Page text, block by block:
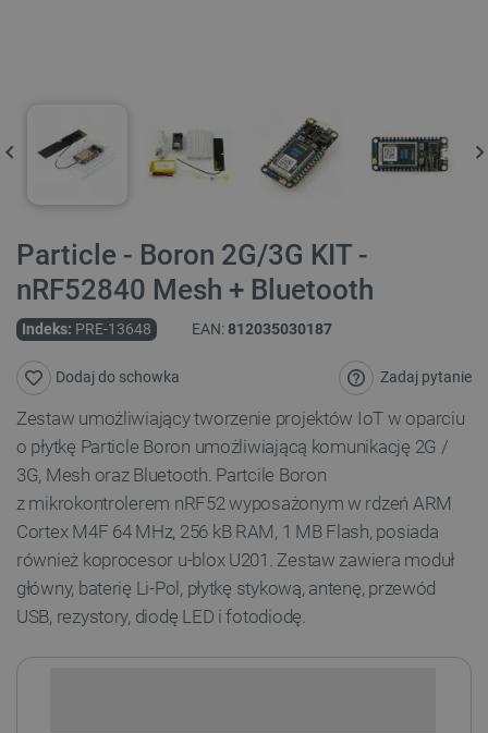
Particle - Boron 2G/3G KIT -
nRF52840 Mesh + Bluetooth
Indeks: PRE-13648 EAN:812035030187
Zadaj pytanie
Dodaj do schowka
Zestaw umożliwiający tworzenie projektów IoT w oparciu
o płytkę Particle Boron umożliwiającą komunikację 2G /
3G, Mesh oraz Bluetooth. Partcile Boron
z mikrokontrolerem nRF52 wyposażonym w rdzeń ARM
Cortex M4F 64 MHz, 256 kB RAM, 1 MB Flash, posiada
również koprocesor u-blox U201 . Zestaw zawiera moduł
główny, baterię Li-Pol, płytkę stykową, antenę, przewód
USB, rezystory, diodę LED i fotodiodę.